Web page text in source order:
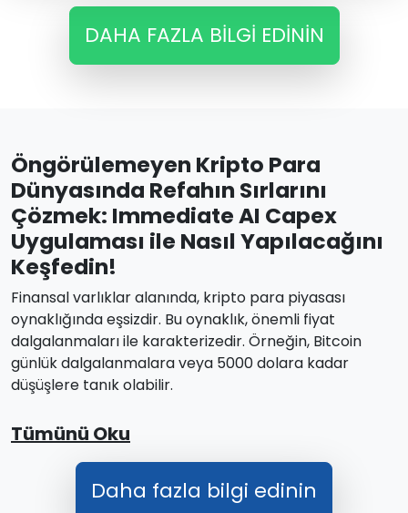
DAHA FAZLA BILGI EDININ
Öngörülemeyen Kripto Para
Dünyasında Refahın Sırlarını
Çözmek: Immediate AI Capex
Uygulaması ile Nasıl Yapılacağını
Keşfedin!
Finansal varlıklar alanında, kripto para piyasası
oynaklığında eşsizdir. Bu oynaklık, önemli fiyat
dalgalanmaları ile karakterizedir. Örneğin, Bitcoin
günlük dalgalanmalara veya 5000 dolara kadar
düşüşlere tanık olabilir.
Tümünü Oku
Daha fazla bilgi edinin